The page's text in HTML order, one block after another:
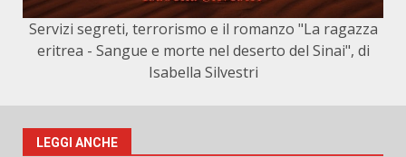
Servizi segreti, terrorismo e il romanzo "La ragazza
eritrea - Sangue e morte nel deserto del Sinai", di
Isabella Silvestri
LEGGI ANCHE